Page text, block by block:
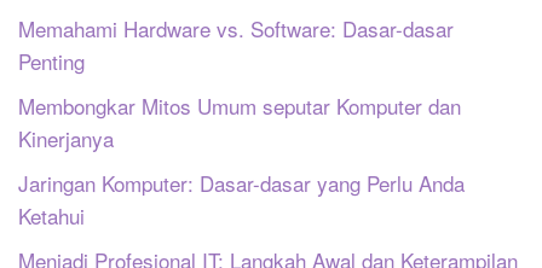
Memahami Hardware vs. Software: Dasar-dasar
Penting
Membongkar Mitos Umum seputar Komputer dan
Kinerjanya
Jaringan Komputer: Dasar-dasar yang Perlu Anda
Ketahui
Menjadi Profesional IT: Langkah Awal dan Keterampilan